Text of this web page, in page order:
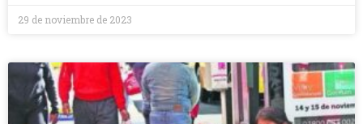
29 de noviembre de 2023